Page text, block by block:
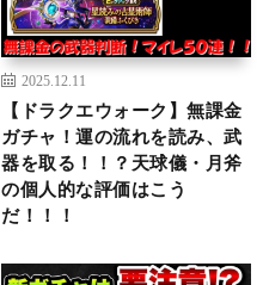
2025.12.11
【ドラクエウォーク】無課金
ガチャ！運の流れを読み、武
器を取る！！？天球儀・月斧
の個人的な評価はこう
だ！！！